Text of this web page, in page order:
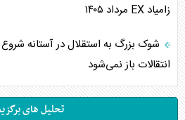
زامیاد EX مرداد ۱۴۰۵
شوک بزرگ به استقلال در آستانه
انتقالات باز نمی‌شود
تحلیل های